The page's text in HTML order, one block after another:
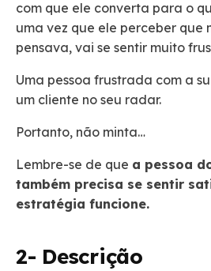
com que ele converta para o
uma vez que ele perceber que
pensava, vai se sentir muito
Uma pessoa frustrada com a
um cliente no seu radar.
Portanto, não minta…
Lembre-se de que a pessoa
também precisa se sentir
estratégia funcione.
2- Descrição